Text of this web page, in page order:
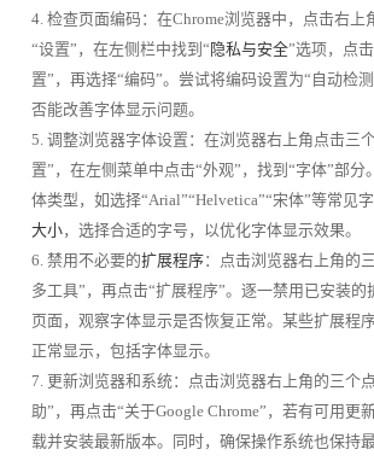
4. 检查页面编码：在Chrome浏览器中，点击右上
“设置”，在左侧栏中找到“ 隐私与安全”选项，点
置”，再选择“编码”。尝试将编码设置为“自动检
否能改善字体显示问题。
5. 调整浏览器字体设置：在浏览器右上角点击三
置”，在左侧菜单中点击“外观”，找到“字体”部分
体类型，如选择“Arial”“Helvetica”“宋体”等常见
大小，选择合适的字号，以优化字体显示效果。
6. 禁用不必要的扩展程序：点击浏览器右上角的
多工具”，再点击“扩展程序”。逐一禁用已安装
页面，观察字体显示是否恢复正常。某些扩展程
正常显示，包括字体显示。
7. 更新浏览器和系统：点击浏览器右上角的三个
助”，再点击“关于Google Chrome”，若有可用更
载并安装最新版本。同时，确保操作系统也保持